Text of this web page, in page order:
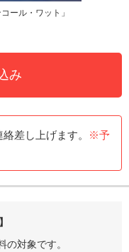
ール・ワット」
み
差し上げます。
※予
対象です。